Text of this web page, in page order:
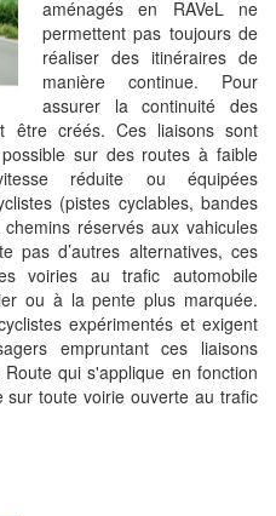
aménagés en RAVeL ne
permettent pas toujours de
réaliser des itinéraires de
manière continue. Pour
assurer la continuité des
être créés. Ces liaisons sont
sur des routes à faible
réduite ou équipées
(pistes cyclables, bandes
réservés aux vahicules
pas d’autres alternatives, ces
voiries au trafic automobile
ou à la pente plus marquée.
expérimentés et exigent
empruntant ces liaisons
qui s'applique en fonction
toute voirie ouverte au trafic